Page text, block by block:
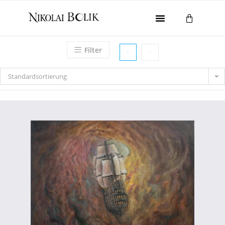
Gesamtwerk
Kontakt
Filter
Standardsortierung